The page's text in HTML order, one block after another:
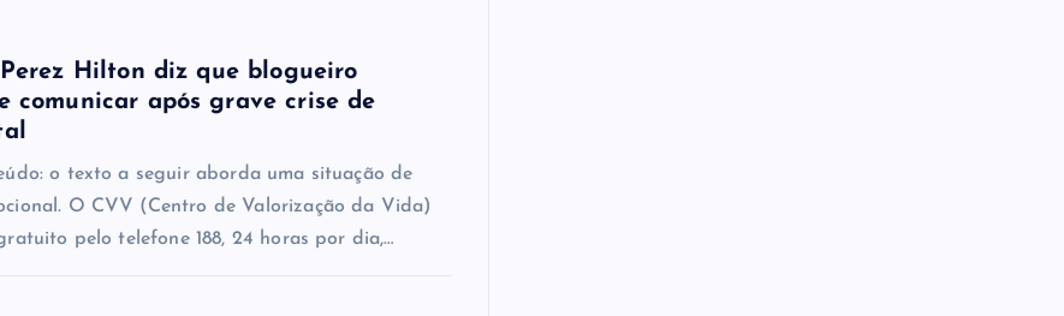
Hilton diz que blogueiro
comunicar após grave crise de
o texto a seguir aborda uma situação de
O CVV (Centro de Valorização da Vida)
pelo telefone 188, 24 horas por dia,…